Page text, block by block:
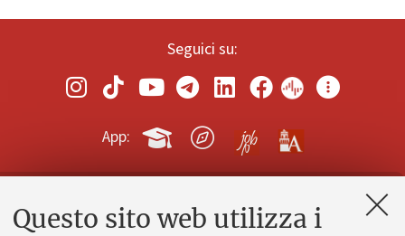
Questo sito web utilizza i
Seguici su:
App:
Contatti e PEC